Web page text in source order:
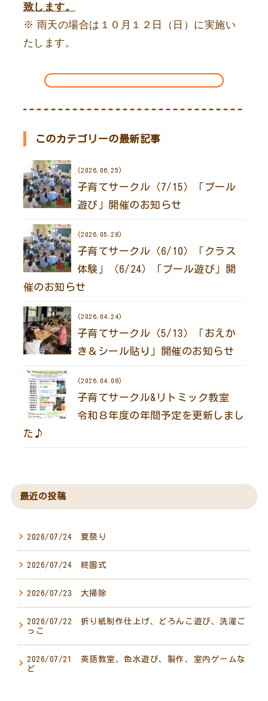
致します。
※ 雨天の場合は１０月１２日（日）に実施い
たします。
このカテゴリーの最新記事
(2026.06.25)
子育てサークル（7/15）「プール
遊び」開催のお知らせ
(2026.05.28)
子育てサークル（6/10）「クラス
体験」（6/24）「プール遊び」開
催のお知らせ
(2026.04.24)
子育てサークル（5/13）「おえか
き＆シール貼り」開催のお知らせ
(2026.04.08)
子育てサークル&リトミック教室
令和８年度の年間予定を更新しまし
た♪
最近の投稿
2026/07/24 夏祭り
2026/07/24 終園式
2026/07/23 大掃除
2026/07/22 折り紙制作仕上げ、どろんこ遊び、洗濯ご
っこ
2026/07/21 英語教室、色水遊び、製作、室内ゲームな
ど